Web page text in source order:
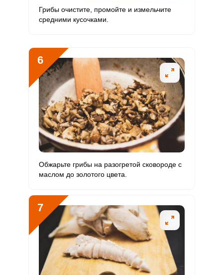
Грибы очистите, промойте и измельчите
средними кусочками.
6
Обжарьте грибы на разогретой сковороде с
маслом до золотого цвета.
7